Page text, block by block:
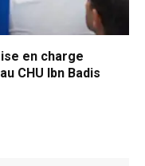
en charge
CHU Ibn Badis